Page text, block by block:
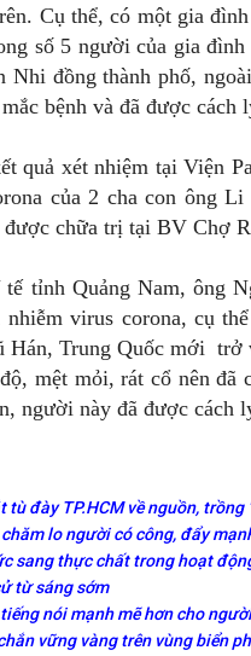
Cụ thể, có một gia
số 5 người của gia
Nhi đồng thành phố,
bệnh và đã được cách
quả xét nhiệm tại Viện
của 2 cha con ông
chữa trị tại BV Chợ
tỉnh Quảng Nam, ông
virus corona, cụ
Hán, Trung Quốc mới
mệt mỏi, rát cổ nên
người này đã được cách
đày TP.HCM về nguồn,
lo người có công, đẩy
sang thực chất trong hoạt
từ sáng sớm
nói mạnh mẽ hơn cho
vững vàng trên vùng biển